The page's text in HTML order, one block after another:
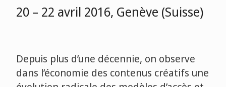
20 – 22 avril 2016, Genève (Suisse)
Depuis plus d’une décennie, on observe
dans l’économie des contenus créatifs une